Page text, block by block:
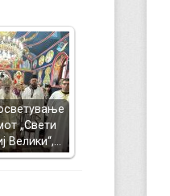
„Свети
Велики“,…